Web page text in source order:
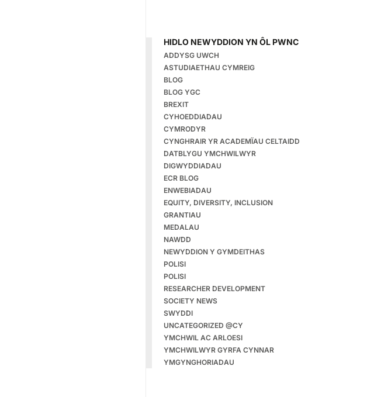
HIDLO NEWYDDION YN ÔL PWNC
ADDYSG UWCH
ASTUDIAETHAU CYMREIG
BLOG
BLOG YGC
BREXIT
CYHOEDDIADAU
CYMRODYR
CYNGHRAIR YR ACADEMÏAU CELTAIDD
DATBLYGU YMCHWILWYR
DIGWYDDIADAU
ECR BLOG
ENWEBIADAU
EQUITY, DIVERSITY, INCLUSION
GRANTIAU
MEDALAU
NAWDD
NEWYDDION Y GYMDEITHAS
POLISI
POLISI
RESEARCHER DEVELOPMENT
SOCIETY NEWS
SWYDDI
UNCATEGORIZED @CY
YMCHWIL AC ARLOESI
YMCHWILWYR GYRFA CYNNAR
YMGYNGHORIADAU